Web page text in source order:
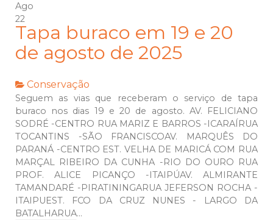
Ago
22
Tapa buraco em 19 e 20
de agosto de 2025
Conservação
Seguem as vias que receberam o serviço de tapa
buraco nos dias 19 e 20 de agosto. AV. FELICIANO
SODRÉ -CENTRO RUA MARIZ E BARROS -ICARAÍRUA
TOCANTINS -SÃO FRANCISCOAV. MARQUÊS DO
PARANÁ -CENTRO EST. VELHA DE MARICÁ COM RUA
MARÇAL RIBEIRO DA CUNHA -RIO DO OURO RUA
PROF. ALICE PICANÇO -ITAIPÚAV. ALMIRANTE
TAMANDARÉ -PIRATININGARUA JEFERSON ROCHA -
ITAIPUEST. FCO DA CRUZ NUNES - LARGO DA
BATALHARUA...